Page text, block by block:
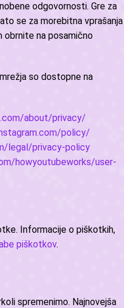
odgovornosti. Gre za
se za morebitna vprašanja
obrnite na posamično
so dostopne na
about/privacy/
policy/
legal/privacy-policy
howyoutubeworks/user-
Informacije o piškotkih,
piškotkov.
spremenimo. Najnovejša